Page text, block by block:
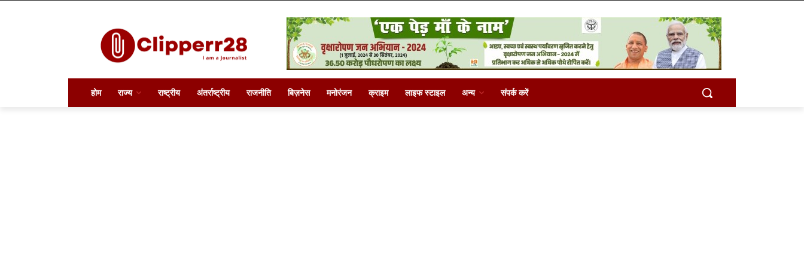
होम राज्य राष्ट्रीय अंतर्राष्ट्रीय राजनीति बिज़नेस मनोरंजन क्राइम लाइफ स्टाइल अन्य संपर्क करें